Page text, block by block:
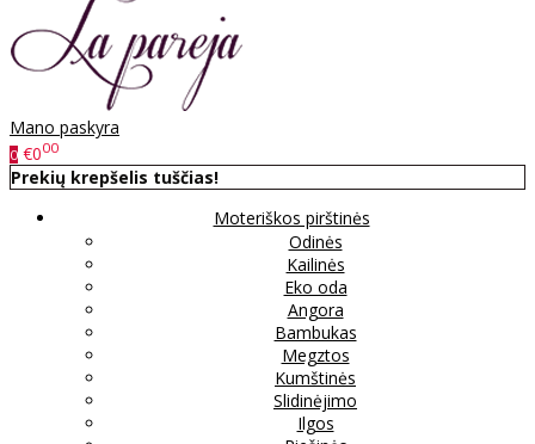
Mano paskyra
0 €000
Prekių krepšelis tuščias!
Moteriškos pirštinės
Odinės
Kailinės
Eko oda
Angora
Bambukas
Megztos
Kumštinės
Slidinėjimo
Ilgos